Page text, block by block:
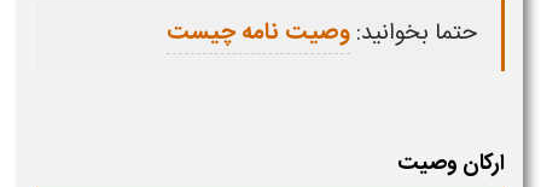
حتما بخوانید:وصیت نامه چیست
ارکان وصیت